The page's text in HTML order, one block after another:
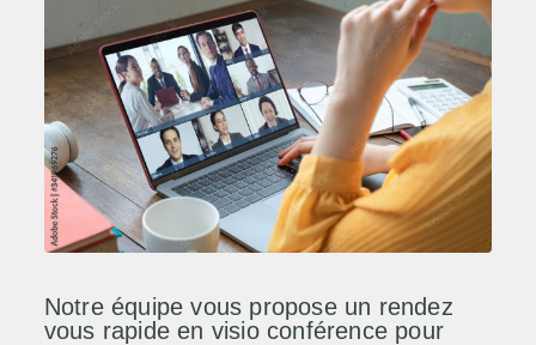
Notre équipe vous propose un rendez
vous rapide en visio conférence pour